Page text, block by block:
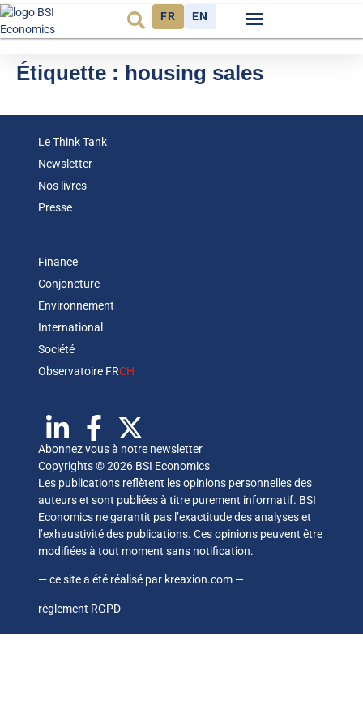
FR EN
Étiquette : housing sales
Le Think Tank
Newsletter
Nos livres
Presse
Finance
Conjoncture
Environnement
International
Société
Observatoire FRCH
Abonnez vous à notre newsletter
Copyrights © 2026 BSI Economics
Les publications reflètent les opinions personnelles des
auteurs et sont publiées à titre purement informatif. BSI
Economics ne garantit pas l’exactitude des analyses et
l’exhaustivité des publications. Ces opinions peuvent être
modifiées à tout moment sans notification.
— ce site a été réalisé par kreaxion.com —
règlement RGPD